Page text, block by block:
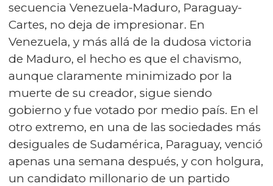
secuencia Venezuela-Maduro, Paraguay-
Cartes, no deja de impresionar. En
Venezuela, y más allá de la dudosa victoria
de Maduro, el hecho es que el chavismo,
aunque claramente minimizado por la
muerte de su creador, sigue siendo
gobierno y fue votado por medio país. En el
otro extremo, en una de las sociedades más
desiguales de Sudamérica, Paraguay, venció
apenas una semana después, y con holgura,
un candidato millonario de un partido